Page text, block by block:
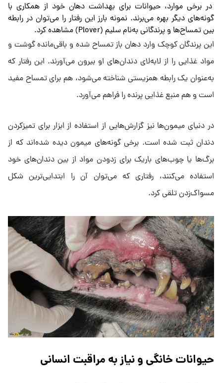
در برخی موارد، حیوانات برای بهداشت دهان خود از همکاری با
گونه‌های دیگر بهره می‌برند. نمونه بارز این رفتار را می‌توان در رابطه
بین تمساح‌ها و پرندگانی به‌نام سلیم (Plover) مشاهده کرد.
این پرندگان کوچک وارد دهان باز تمساح شده و باقی‌مانده گوشت و
مواد غذایی را از لابه‌لای دندان‌های او بیرون می‌آورند. این رفتار که
به‌عنوان یک رابطه همزیستی شناخته می‌شود، هم برای تمساح مفید
است و هم منبع غذایی پرنده را فراهم می‌آورد.
در دنیای میمون‌ها نیز گزارش‌هایی از استفاده از ابزار برای تمیزکردن
دندان ثبت شده است. برخی گونه‌های میمون دیده شده‌اند که از
برگ‌ها یا چوب‌های باریک برای زدودن مواد از بین دندان‌های خود
استفاده می‌کنند، رفتاری که می‌توان آن را ابتدایی‌ترین شکل
مسواک‌زدن تلقی کرد.
حیوانات خانگی و نیاز به مراقبت انسانی